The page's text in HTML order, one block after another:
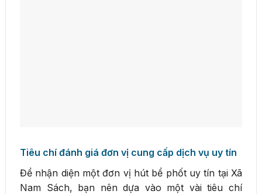
Tiêu chí đánh giá đơn vị cung cấp dịch vụ uy tín
Để nhận diện một đơn vị hút bể phốt uy tín tại Xã
Nam Sách, bạn nên dựa vào một vài tiêu chí